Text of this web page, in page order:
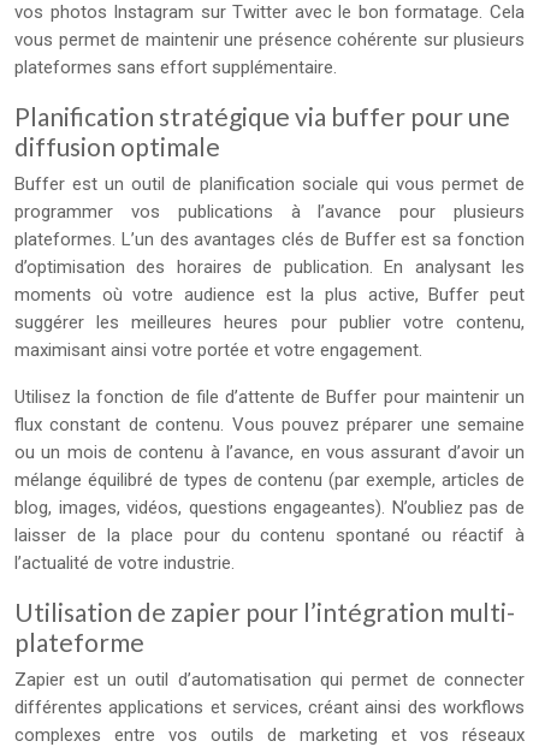
vos photos Instagram sur Twitter avec le bon formatage. Cela
vous permet de maintenir une présence cohérente sur plusieurs
plateformes sans effort supplémentaire.
Planification stratégique via buffer pour une
diffusion optimale
Buffer est un outil de planification sociale qui vous permet de
programmer vos publications à l’avance pour plusieurs
plateformes. L’un des avantages clés de Buffer est sa fonction
d’optimisation des horaires de publication. En analysant les
moments où votre audience est la plus active, Buffer peut
suggérer les meilleures heures pour publier votre contenu,
maximisant ainsi votre portée et votre engagement.
Utilisez la fonction de file d’attente de Buffer pour maintenir un
flux constant de contenu. Vous pouvez préparer une semaine
ou un mois de contenu à l’avance, en vous assurant d’avoir un
mélange équilibré de types de contenu (par exemple, articles de
blog, images, vidéos, questions engageantes). N’oubliez pas de
laisser de la place pour du contenu spontané ou réactif à
l’actualité de votre industrie.
Utilisation de zapier pour l’intégration multi-
plateforme
Zapier est un outil d’automatisation qui permet de connecter
différentes applications et services, créant ainsi des workflows
complexes entre vos outils de marketing et vos réseaux